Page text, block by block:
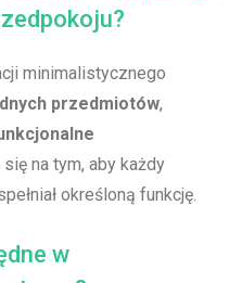
minimalistycznego⁢
przedmiotów,
się na⁤ tym, aby każdy
określoną​ funkcję.
w